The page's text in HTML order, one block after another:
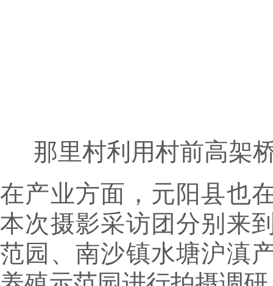
那里村利用村前高架
在产业方面，元阳县也
本次摄影采访团分别来
范园、南沙镇水塘沪滇